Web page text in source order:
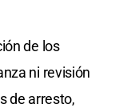
de los
ni revisión
de arresto,